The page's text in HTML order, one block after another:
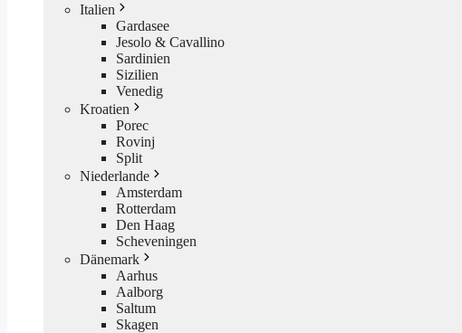
Italien
Gardasee
Jesolo & Cavallino
Sardinien
Sizilien
Venedig
Kroatien
Porec
Rovinj
Split
Niederlande
Amsterdam
Rotterdam
Den Haag
Scheveningen
Dänemark
Aarhus
Aalborg
Saltum
Skagen